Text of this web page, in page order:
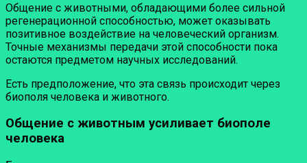
Общение с животными, обладающими более сильной
регенерационной способностью, может оказывать
позитивное воздействие на человеческий организм.
Точные механизмы передачи этой способности пока
остаются предметом научных исследований.
Есть предположение, что эта связь происходит через
биополя человека и животного.
Общение с животным усиливает биополе
человека